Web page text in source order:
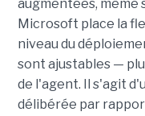
augmentées, même
Microsoft place la
niveau du
sont ajustables —
de l'agent. Il s'agit
délibérée par